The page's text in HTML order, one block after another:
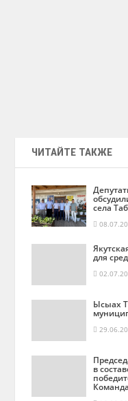
ЧИТАЙТЕ ТАКЖЕ
села
для
Ысыах
в